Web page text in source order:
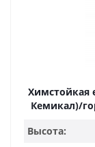
Химстойкая
Кемикал)/
Высота: